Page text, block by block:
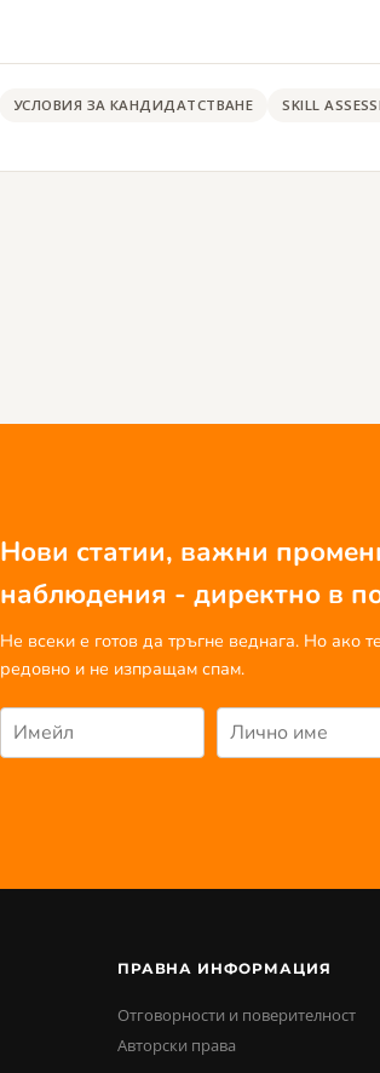
УСЛОВИЯ ЗА КАНДИДАТСТВАНЕ SKILL
Нови статии, важни
наблюдения - директно в
Не всеки е готов да тръгне веднага. Но ако
редовно и не изпращам спам.
ПРАВНА ИНФОРМАЦИЯ
Отговорности и поверителност
Авторски права